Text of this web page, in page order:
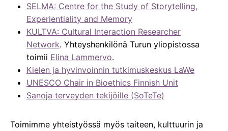
SELMA: Centre for the Study of Storytelling,
Experientiality and Memory
KULTVA: Cultural Interaction Researcher
Network. Yhteyshenkilönä Turun yliopistossa
toimii Elina Lammervo.
Kielen ja hyvinvoinnin tutkimuskeskus LaWe
UNESCO Chair in Bioethics Finnish Unit
Sanoja terveyden tekijöille (SoTeTe)
Toimimme yhteistyössä myös taiteen, kulttuurin ja